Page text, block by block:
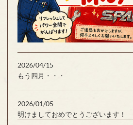
2026/04/15
もう四月・・・
2026/01/05
明けましておめでとうございます！